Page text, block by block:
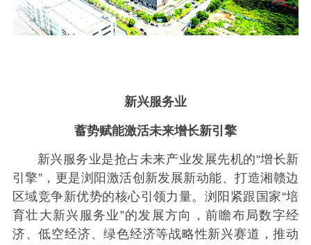
新兴服务业
蓄势赋能激活未来增长新引擎
新兴服务业是抢占未来产业发展先机的“增长新
引擎”，更是浏阳激活创新发展新动能、打造湘赣边
区域竞争新优势的核心引领力量。浏阳紧跟国家“培
育壮大新兴服务业”的发展方向，前瞻布局数字经
济、低空经济、绿色经济等战略性新兴赛道，推动